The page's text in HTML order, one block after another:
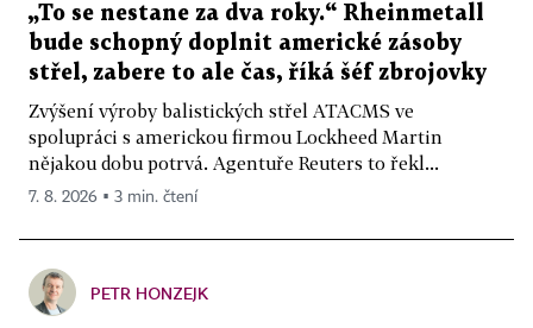
„To se nestane za dva roky.“ Rheinmetall
bude schopný doplnit americké zásoby
střel, zabere to ale čas, říká šéf zbrojovky
Zvýšení výroby balistických střel ATACMS ve
spolupráci s americkou firmou Lockheed Martin
nějakou dobu potrvá. Agentuře Reuters to řekl...
7. 8. 2026 ▪ 3 min. čtení
PETR HONZEJK